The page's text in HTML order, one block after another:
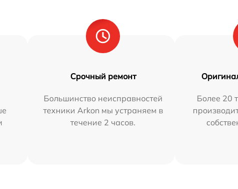
Срочный ремонт
Большинство неисправностей
техники Arkon мы устраняем в
течение 2 часов.
Более 20